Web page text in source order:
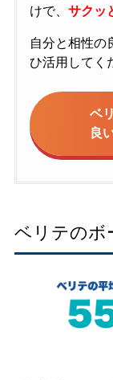
けで、 サクッ
自分と相性の
ひ活用してく
ベ
良
ベリテのボ